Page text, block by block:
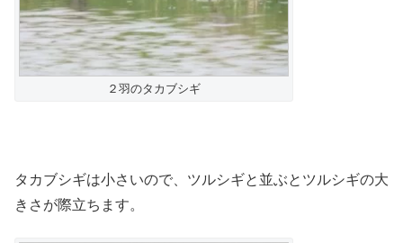
２羽のタカブシギ
タカブシギは小さいので、ツルシギと並ぶとツルシギの大
きさが際立ちます。